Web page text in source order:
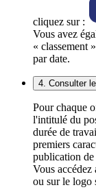
cliquez sur :
Vous avez
« classement
par date.
4. Consulter
Pour chaque
l'intitulé du
durée de
premiers
publication
Vous
ou sur le logo